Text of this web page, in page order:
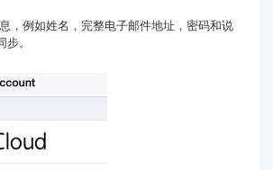
，例如姓名，完整电子邮件地址，密码和说
。